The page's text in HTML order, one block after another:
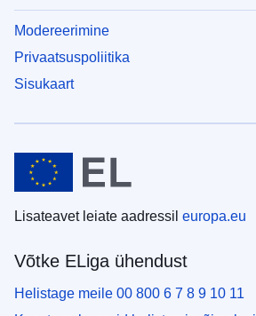
Modereerimine
Privaatsuspoliitika
Sisukaart
Lisateavet leiate aadressil europa.eu
Võtke ELiga ühendust
Helistage meile 00 800 6 7 8 9 10 11